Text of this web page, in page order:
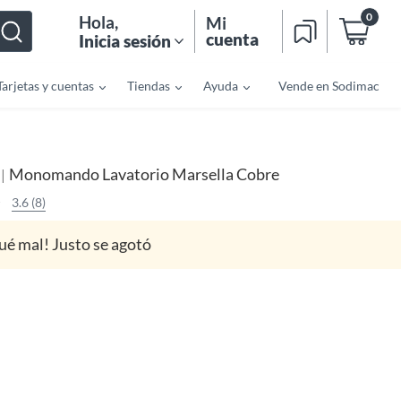
Hola,
Inicia sesión
Mi
cuenta
0
y cuentas Tiendas Ayuda Vende en Sodimac
| Monomando Lavatorio Marsella Cobre
3.6 (8)
mal! Justo se agotó